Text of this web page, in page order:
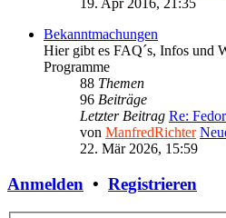
19. Apr 2016, 21:35
Bekanntmachungen
Hier gibt es FAQ´s, Infos und
Programme
88 Themen
96 Beiträge
Letzter Beitrag Re:
von ManfredRichter
22. Mär 2026, 15:59
Anmelden • Registrieren